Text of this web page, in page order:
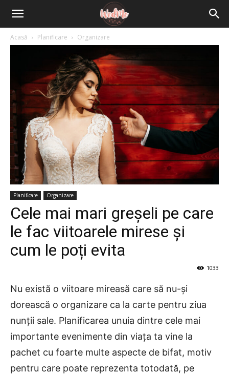
Acasă Planificare Organizare
Planificare Organizare
Cele mai mari greșeli pe care
le fac viitoarele mirese și
cum le poți evita
1033
Nu există o viitoare mireasă care să nu-și
dorească o organizare ca la carte pentru ziua
nunții sale. Planificarea unuia dintre cele mai
importante evenimente din viața ta vine la
pachet cu foarte multe aspecte de bifat, motiv
pentru care poate reprezenta totodată, pe